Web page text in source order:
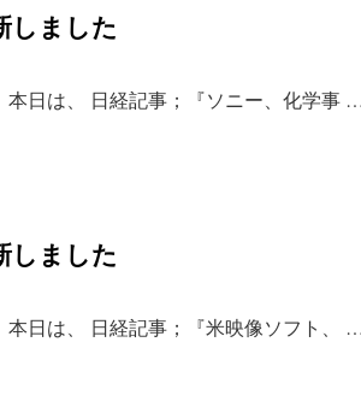
しました
日は、 日経記事；『ソニー、化学事 …
しました
日は、 日経記事；『米映像ソフト、 …